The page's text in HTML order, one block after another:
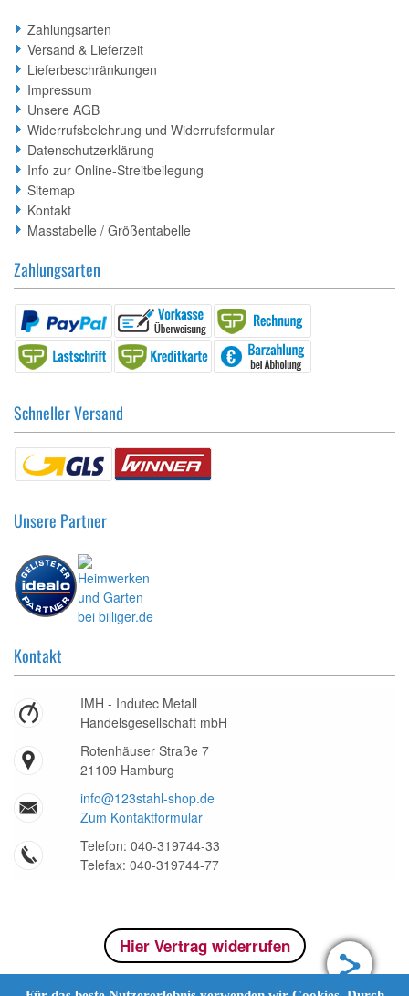
Zahlungsarten
Versand & Lieferzeit
Lieferbeschränkungen
Impressum
Unsere AGB
Widerrufsbelehrung und Widerrufsformular
Datenschutzerklärung
Info zur Online-Streitbeilegung
Sitemap
Kontakt
Masstabelle / Größentabelle
Zahlungsarten
Schneller Versand
Unsere Partner
Kontakt
IMH - Indutec Metall
Handelsgesellschaft mbH
Rotenhäuser Straße 7
21109 Hamburg
info@123stahl-shop.de
Zum Kontaktformular
Telefon: 040-319744-33
Telefax: 040-319744-77
Hier Vertrag widerrufen